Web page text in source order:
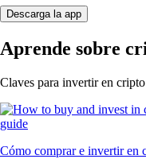
Descarga la app
Aprende sobre
Claves para invertir en cripto
Cómo comprar e invertir en